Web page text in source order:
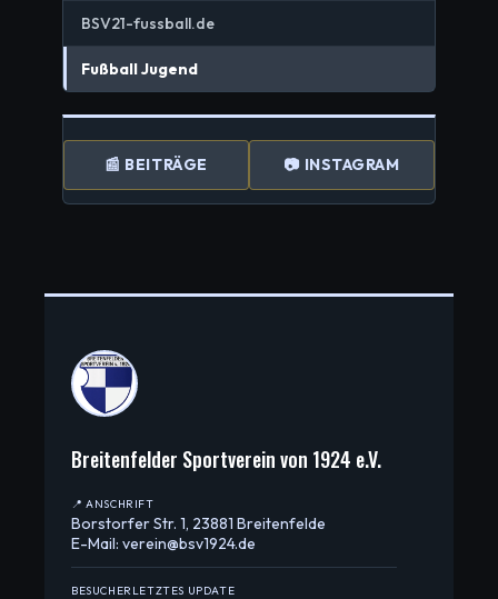
BSV21-fussball.de
Fußball Jugend
📰 BEITRÄGE 📷 INSTAGRAM
Breitenfelder Sportverein von 1924 e.V.
📍 ANSCHRIFT
Borstorfer Str. 1, 23881 Breitenfelde
E-Mail: verein@bsv1924.de
BESUCHERLETZTES UPDATE